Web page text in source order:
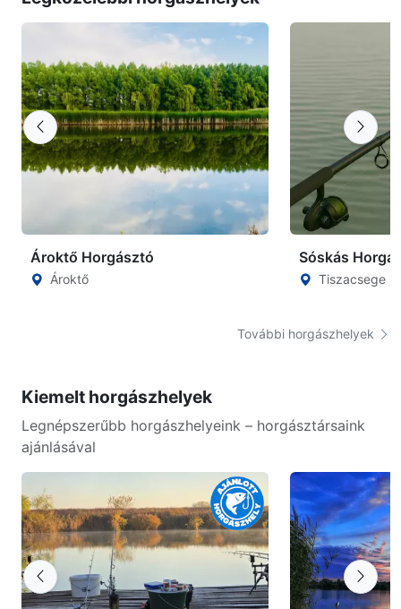
Ároktő Horgásztó
Ároktő
Sóskás
Tiszacsege
További horgászhelyek
Kiemelt horgászhelyek
Legnépszerűbb horgászhelyeink – horgásztársaink
ajánlásával